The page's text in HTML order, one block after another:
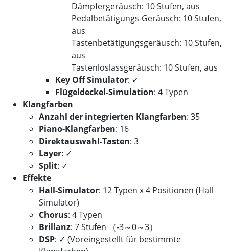
Dämpfergeräusch: 10 Stufen, aus
Pedalbetätigungs-Geräusch: 10 Stufen,
aus
Tastenbetätigungsgeräusch: 10 Stufen,
aus
Tastenloslassgeräusch: 10 Stufen, aus
Key Off Simulator: ✓
Flügeldeckel-Simulation: 4 Typen
Klangfarben
Anzahl der integrierten Klangfarben: 35
Piano-Klangfarben: 16
Direktauswahl-Tasten: 3
Layer: ✓
Split: ✓
Effekte
Hall-Simulator: 12 Typen x 4 Positionen (Hall
Simulator)
Chorus: 4 Typen
Brillanz: 7 Stufen （-3～0～3）
DSP: ✓ (Voreingestellt für bestimmte